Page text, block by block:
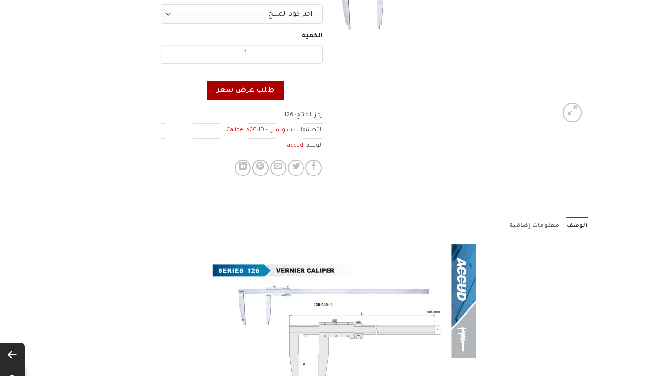
الكمية
طلب عرض سعر
رمز المنتج: 126
التصنيفات: باكوليس - Calipe , ACCUD
الوسم: accud
الوصف معلومات إضافية